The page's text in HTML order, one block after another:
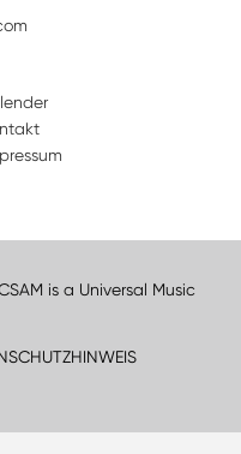
is a Universal Music